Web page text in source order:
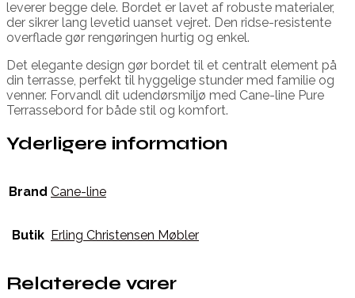
leverer begge dele. Bordet er lavet af robuste materialer,
der sikrer lang levetid uanset vejret. Den ridse-resistente
overflade gør rengøringen hurtig og enkel.
Det elegante design gør bordet til et centralt element på
din terrasse, perfekt til hyggelige stunder med familie og
venner. Forvandl dit udendørsmiljø med Cane-line Pure
Terrassebord for både stil og komfort.
Yderligere information
Brand Cane-line
Butik Erling Christensen Møbler
Relaterede varer